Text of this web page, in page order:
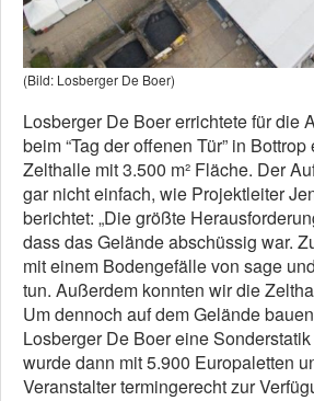
(Bild: Losberger De Boer)
Losberger De Boer errichtete für die
beim “Tag der offenen Tür” in
Zelthalle mit 3.500 m² Fläche. Der
gar nicht einfach, wie Projektleiter
berichtet: „Die größte
dass das Gelände abschüssig war.
mit einem Bodengefälle von sage
tun. Außerdem konnten wir die
Um dennoch auf dem Gelände
Losberger De Boer eine
wurde dann mit 5.900 Europaletten
Veranstalter termingerecht zur